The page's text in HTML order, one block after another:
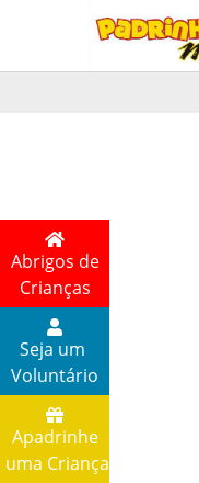
Abrigos de
Crianças
Seja um
Voluntário
Apadrinhe
uma Criança